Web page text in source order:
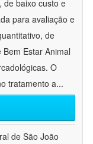
de baixo custo e
para avaliação e
de
Estar Animal
O
tratamento a...
de São João